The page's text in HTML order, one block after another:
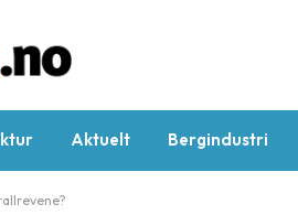
Aktuelt Bergindustri